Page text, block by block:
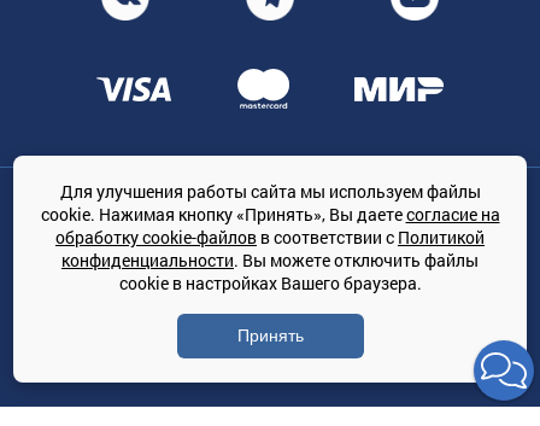
Общество с ограниченной ответственностью «ТРЕЙДКОН», ОГРН:
1167847364079, 197022, г. Санкт-Петербург, проспект Медиков, 7
КЛИМАТПРОФ.ONLINE - оптовая продажа кондиционеров и
климатической техники на территории РФ
© Сайт принадлежит ООО «ТРЕЙДКОН»
Политика конфиденциальности
Для улучшения работы сайта мы используем файлы
cookie. Нажимая кнопку «Принять», Вы даетесогласие на
обработку cookie-файлов в соответствии с Политикой
конфиденциальности. Вы можете отключить файлы
cookie в настройках Вашего браузера.
Принять